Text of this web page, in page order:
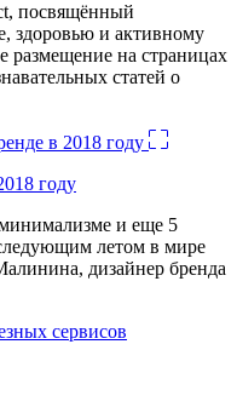
посвящённый
здоровью и активному
размещение на страницах
статей о
году
и еще 5
летом в мире
дизайнер бренда